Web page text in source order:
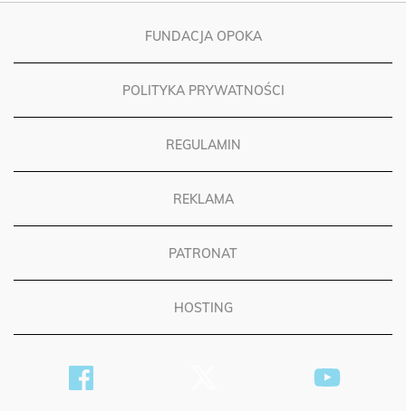
FUNDACJA OPOKA
POLITYKA PRYWATNOŚCI
REGULAMIN
REKLAMA
PATRONAT
HOSTING